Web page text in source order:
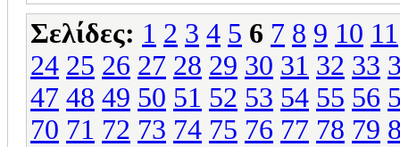
Σελίδες: 1 2 3 4 5 6 7 8 9 10 11
24 25 26 27 28 29 30 31 32 33
47 48 49 50 51 52 53 54 55 56
70 71 72 73 74 75 76 77 78 79